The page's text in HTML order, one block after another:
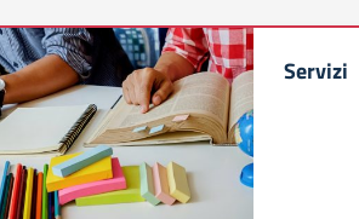
Servizi